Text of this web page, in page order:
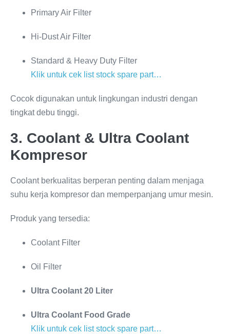
Primary Air Filter
Hi-Dust Air Filter
Standard & Heavy Duty Filter
Klik untuk cek list stock spare part…
Cocok digunakan untuk lingkungan industri dengan
tingkat debu tinggi.
3. Coolant & Ultra Coolant
Kompresor
Coolant berkualitas berperan penting dalam menjaga
suhu kerja kompresor dan memperpanjang umur mesin.
Produk yang tersedia:
Coolant Filter
Oil Filter
Ultra Coolant 20 Liter
Ultra Coolant Food Grade
Klik untuk cek list stock spare part…